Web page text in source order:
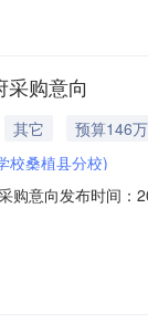
购意向
其它
预算146
校桑植县分校)
意向发布时间：
空调采购项目